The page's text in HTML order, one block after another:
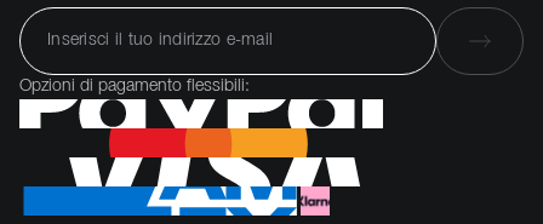
Opzioni di pagamento flessibili: